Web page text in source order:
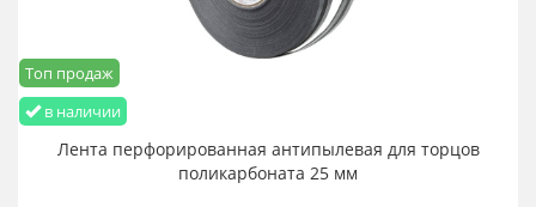
в наличии
Топ продаж
Лента перфорированная антипылевая для торцов
поликарбоната 25 мм